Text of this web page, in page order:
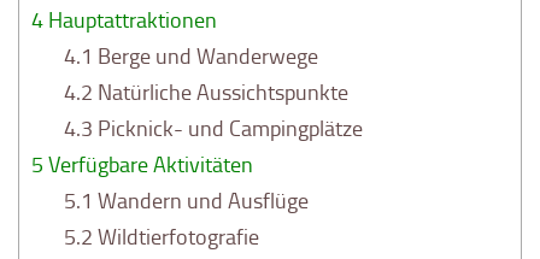
4 Hauptattraktionen
4.1 Berge und Wanderwege
4.2 Natürliche Aussichtspunkte
4.3 Picknick- und Campingplätze
5 Verfügbare Aktivitäten
5.1 Wandern und Ausflüge
5.2 Wildtierfotografie